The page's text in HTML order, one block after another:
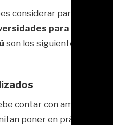
considerar para elegir
para
son los siguientes:
contar con ambientes
poner en práctica los